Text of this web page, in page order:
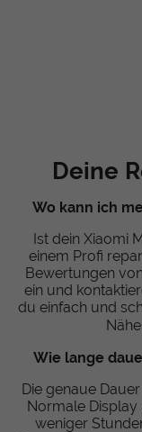
Deine
Wo kann ich
Ist dein Xiaomi
einem Profi
Bewertungen
ein und
du einfach und
Nähe.
Wie lange
Die genaue
Normale
weniger